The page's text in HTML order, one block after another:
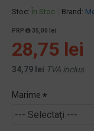
Stoc: În Stoc Brand:
PRP 35,00 lei
28,75 lei
34,79 lei TVA inclus
Marime